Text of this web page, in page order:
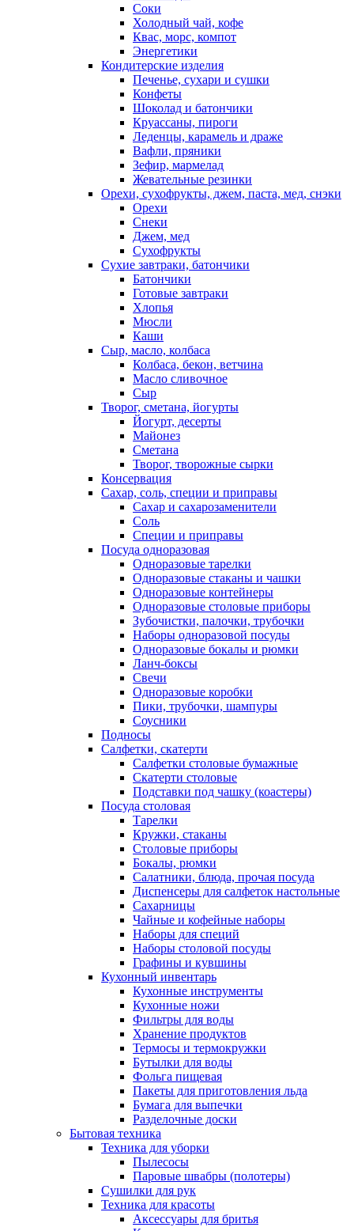
Соки
Холодный чай, кофе
Квас, морс, компот
Энергетики
Кондитерские изделия
Печенье, сухари и сушки
Конфеты
Шоколад и батончики
Круассаны, пироги
Леденцы, карамель и драже
Вафли, пряники
Зефир, мармелад
Жевательные резинки
Орехи, сухофрукты, джем, паста, мед, снэки
Орехи
Снеки
Джем, мед
Сухофрукты
Сухие завтраки, батончики
Батончики
Готовые завтраки
Хлопья
Мюсли
Каши
Сыр, масло, колбаса
Колбаса, бекон, ветчина
Масло сливочное
Сыр
Творог, сметана, йогурты
Йогурт, десерты
Майонез
Сметана
Творог, творожные сырки
Консервация
Сахар, соль, специи и приправы
Сахар и сахарозаменители
Соль
Специи и приправы
Посуда одноразовая
Одноразовые тарелки
Одноразовые стаканы и чашки
Одноразовые контейнеры
Одноразовые столовые приборы
Зубочистки, палочки, трубочки
Наборы одноразовой посуды
Одноразовые бокалы и рюмки
Ланч-боксы
Свечи
Одноразовые коробки
Пики, трубочки, шампуры
Соусники
Подносы
Салфетки, скатерти
Салфетки столовые бумажные
Скатерти столовые
Подставки под чашку (коастеры)
Посуда столовая
Тарелки
Кружки, стаканы
Столовые приборы
Бокалы, рюмки
Салатники, блюда, прочая посуда
Диспенсеры для салфеток настольные
Сахарницы
Чайные и кофейные наборы
Наборы для специй
Наборы столовой посуды
Графины и кувшины
Кухонный инвентарь
Кухонные инструменты
Кухонные ножи
Фильтры для воды
Хранение продуктов
Термосы и термокружки
Бутылки для воды
Фольга пищевая
Пакеты для приготовления льда
Бумага для выпечки
Разделочные доски
Бытовая техника
Техника для уборки
Пылесосы
Паровые швабры (полотеры)
Сушилки для рук
Техника для красоты
Аксессуары для бритья